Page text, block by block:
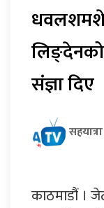
लिङ्देनको
संज्ञा दिए
काठमाडौं ।